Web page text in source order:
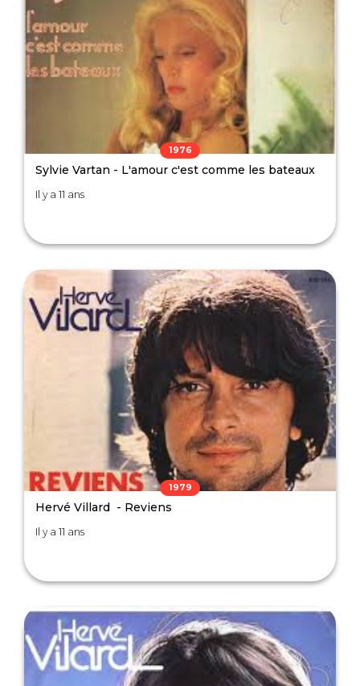
1976
Sylvie Vartan - L'amour c'est comme les bateaux
Il y a 11 ans
1979
Hervé Villard - Reviens
Il y a 11 ans